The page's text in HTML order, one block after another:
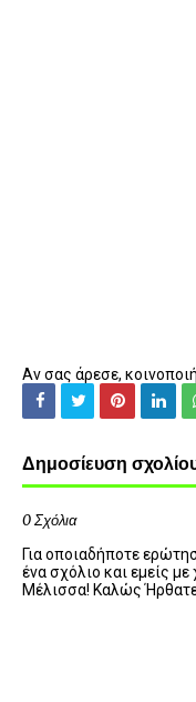
Αν σας άρεσε,
Δημοσίευση
0 Σχόλια
Για οποιαδήποτε
ένα σχόλιο και εμείς
Μέλισσα! Καλώς